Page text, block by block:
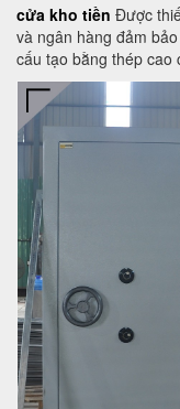
cửa kho tiền Được
và ngân hàng đảm
cấu tạo bằng thép cao